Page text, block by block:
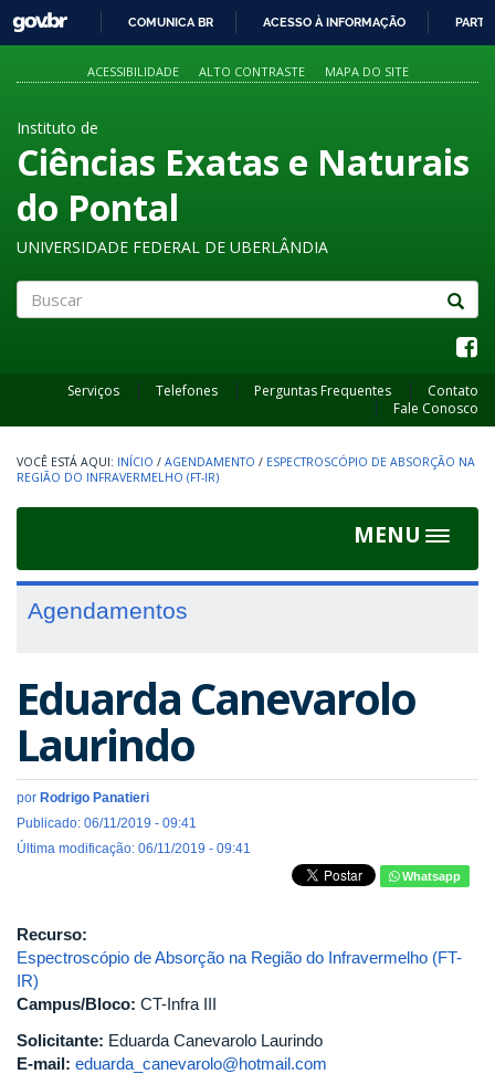
PARA
O
GOVBR
COMUNICA BR ACESSO À INFORMAÇÃO
ACESSIBILIDADE ALTO CONTRASTE MAPA DO SITE
Instituto de
Ciências Exatas e Naturais
do Pontal
UNIVERSIDADE FEDERAL DE UBERLÂNDIA
Serviços Telefones Perguntas Frequentes
Contato
Fale Conosco
INÍCIO / AGENDAMENTO / ESPECTROSCÓPIO DE ABSORÇÃO NA
REGIÃO DO INFRAVERMELHO (FT-IR)
MENU
Toggle
Agendamentos
Eduarda Canevarolo
Laurindo
por Rodrigo Panatieri
Publicado: 06/11/2019 - 09:41
Última modificação: 06/11/2019 - 09:41
Whatsapp
Recurso:
Espectroscópio de Absorção na Região do Infravermelho (FT-
IR)
Campus/Bloco: CT-Infra III
Solicitante: Eduarda Canevarolo Laurindo
E-mail: eduarda_canevarolo@hotmail.com